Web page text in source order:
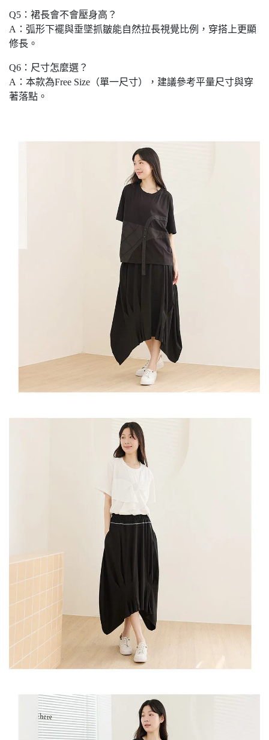
Q5：裙長會不會壓身高？
A：弧形下襬與垂墜抓皺能自然拉長視覺比例，穿搭上更顯
修長。
Q6：尺寸怎麼選？
A：本款為Free Size（單一尺寸），建議參考平量尺寸與穿
著落點。